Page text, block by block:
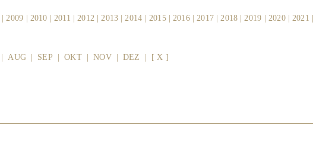
|2009 2010 2011 2012 |2013 |2014 2015| 2016 |2017 |2018 |2019 2020| 2021
|AUG SEP |OKT| NOV| DEZ [ X ]